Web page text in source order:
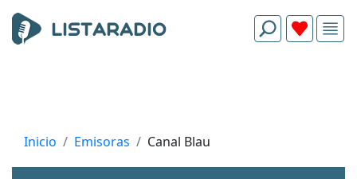
Inicio Emisoras Canal Blau